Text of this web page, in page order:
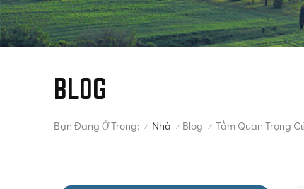
BLOG
Bạn Đang Ở Trong: / Nhà / Blog /